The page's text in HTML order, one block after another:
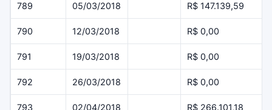
789 05/03/2018 R$ 147.139,59
790 12/03/2018 R$ 0,00
791 19/03/2018 R$ 0,00
792 26/03/2018 R$ 0,00
793 02/04/2018 R$ 266.101,18